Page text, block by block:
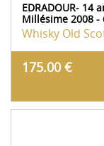
EDRADOUR- 14
Millésime 2008 -
Whisky Old
175.00 €